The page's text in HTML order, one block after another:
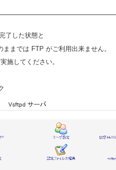
了した状態と
までは FTP がご利用出来ません。
施してください。